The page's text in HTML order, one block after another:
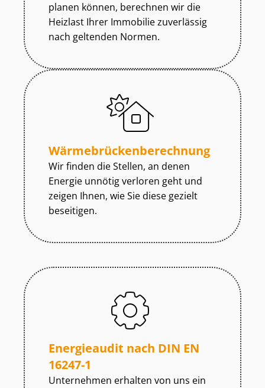
planen können, berechnen wir die
Heizlast Ihrer Immobilie zuverlässig
nach geltenden Normen.
Wär­me­brü­cken­be­rech­nung
Wir finden die Stellen, an denen
Energie unnötig verloren geht und
zeigen Ihnen, wie Sie diese gezielt
beseitigen.
Energieaudit nach DIN EN
16247-1
Unternehmen erhalten von uns ein